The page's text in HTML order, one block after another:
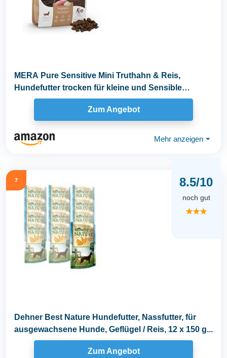
MERA Pure Sensitive Mini Truthahn & Reis,
Hundefutter trocken für kleine und Sensible
Hunde...
Zum Angebot
Mehr anzeigen ⏷
7 8.5/10
noch gut
★★★
Dehner Best Nature Hundefutter, Nassfutter, für
ausgewachsene Hunde, Geflügel / Reis, 12 x 150 g...
Zum Angebot